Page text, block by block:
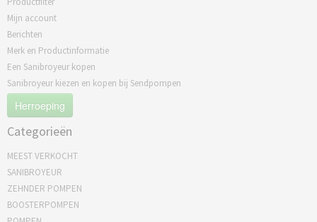
Mijn account
Berichten
Merk en Productinformatie
Een Sanibroyeur kopen
Sanibroyeur kiezen en kopen bij Sendpompen
Herroeping
Categorieën
MEEST VERKOCHT
SANIBROYEUR
ZEHNDER POMPEN
BOOSTERPOMPEN